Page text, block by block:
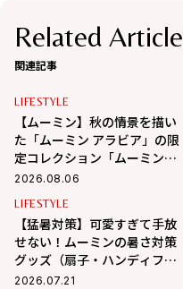
Related Article
関連記事
LIFESTYLE
【ムーミン】秋の情景を描い
た「ムーミン アラビア」の限
定コレクション「ムーミンズ
デイ 2026」が8月8日（土）よ
2026.08.06
LIFESTYLE
【猛暑対策】可愛すぎて手放
せない！ムーミンの暑さ対策
グッズ（扇子・ハンディファ
ン・冷感タオル）
2026.07.21